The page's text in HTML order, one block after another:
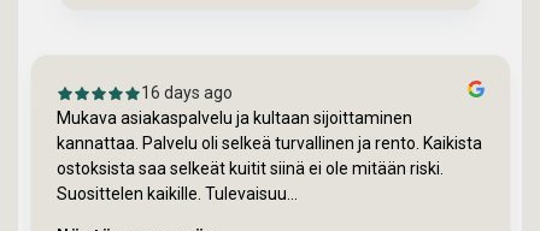
16 days ago
Mukava asiakaspalvelu ja kultaan sijoittaminen
kannattaa. Palvelu oli selkeä turvallinen ja rento. Kaikista
ostoksista saa selkeät kuitit siinä ei ole mitään riski.
Suosittelen kaikille. Tulevaisuu...